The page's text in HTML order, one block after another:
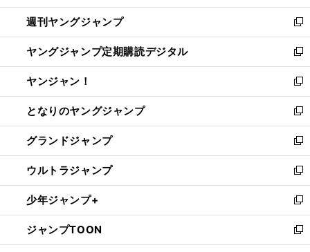
開
く
ウ
で
開
く
ン
ド
ウ
で
開
く
ウ
ィ
ン
ド
ウ
で
開
く
週刊ヤングジャンプ
新
し
い
ウ
ィ
ン
ド
ウ
で
開
く
ヤングジャンプ定期購読デジタル
新
し
い
ウ
ィ
ン
ド
ウ
で
開
く
ヤンジャン！
新
し
い
ウ
ィ
ン
ド
ウ
で
開
く
となりのヤングジャンプ
新
し
い
ウ
ィ
ン
ド
ウ
で
開
グランドジャンプ
新
し
い
ウ
ィ
ン
ド
ウ
ウルトラジャンプ
新
し
い
ウ
ィ
ン
少年ジャンプ+
新
し
い
ウ
ジャンプTOON
新
し